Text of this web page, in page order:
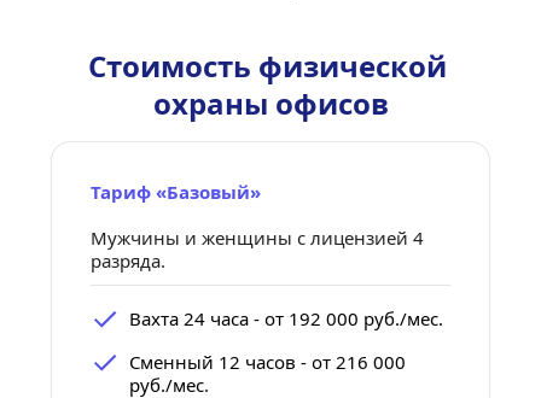
Стоимость физической
охраны офисов
Тариф «Базовый»
Мужчины и женщины с лицензией 4
разряда.
Вахта 24 часа - от 192 000 руб./мес.
Сменный 12 часов - от 216 000
руб./мес.